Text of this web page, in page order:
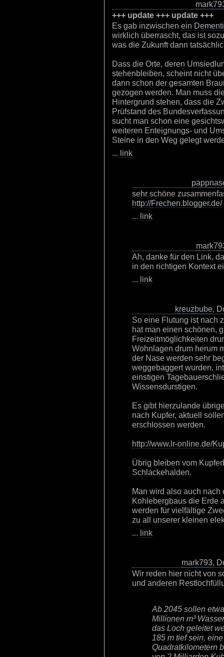
+++ update +++ update +++
Es gab inzwischen ein Dementi
wirklich überrascht, das ist
was die Zukunft dann
Dass die Orte, deren
stehenbleiben, scheint nicht
dann schon der gesamten
gezogen werden. Man muss
Hintergrund stehen, dass die
Prüfstand des
sucht man schon eine
weiteren Enteignungs- und
Steine in den Weg gelegt
... link
sehr schöne
http://Frechen.blogger.de/
... link
Ah, danke für den Link,
in den richtigen Kontext
... link
kreuzbube,
So eine Flutung ist nach
hat man einen schönen,
Freizeitmöglichkeiten
Wohnlagen drum herum
der Nase werden sehr
weggebaggert wurden,
einstigen
Wissensdurstigen.
Es gibt hierzulande
nach Kupfer, aktuell
erschlossen werden.
http://www.lr-online.de/
Übrig bleiben vom
Schlackehalden.
Man wird also auch
Kohlebergbaus die Erde
werden für vielfältige
zu all unserer kleinen
... link
mark793,
Wir reden hier nicht von
und anderen
Ab 2045 sollen
Millionen m³
das Loch geleitet
185 m tief sein,
Quadratkilometern